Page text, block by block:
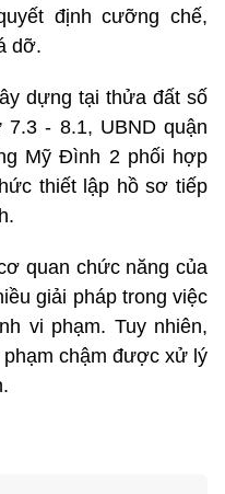
định cưỡng chế,
dỡ.
dựng tại thửa đất số
- 8.1, UBND quận
Mỹ Đình 2 phối hợp
thiết lập hồ sơ tiếp
quan chức năng của
giải pháp trong việc
vi phạm. Tuy nhiên,
chậm được xử lý